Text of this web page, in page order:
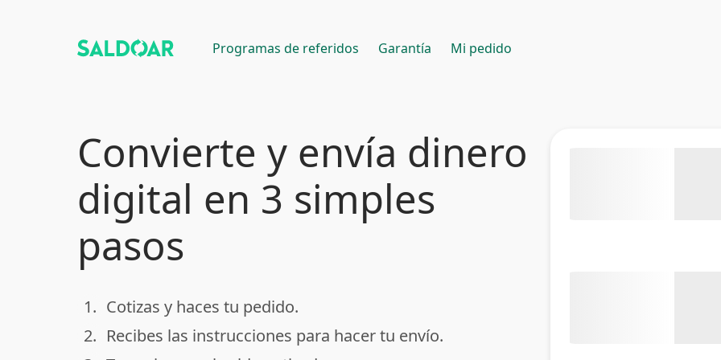
Programas de referidos Garantía Mi pedido
Convierte y envía dinero
digital en 3 simples
pasos
done
1. Cotizas y haces tu pedido.
done
2. Recibes las instrucciones para hacer tu envío.